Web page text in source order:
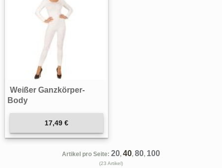
Weißer Ganzkörper-
Body
17,49 €
Artikel pro Seite: 20, 40, 80, 100
(23 Artikel)